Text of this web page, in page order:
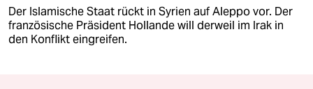
Der Islamische Staat rückt in Syrien auf Aleppo vor. Der
französische Präsident Hollande will derweil im Irak in
den Konflikt eingreifen.